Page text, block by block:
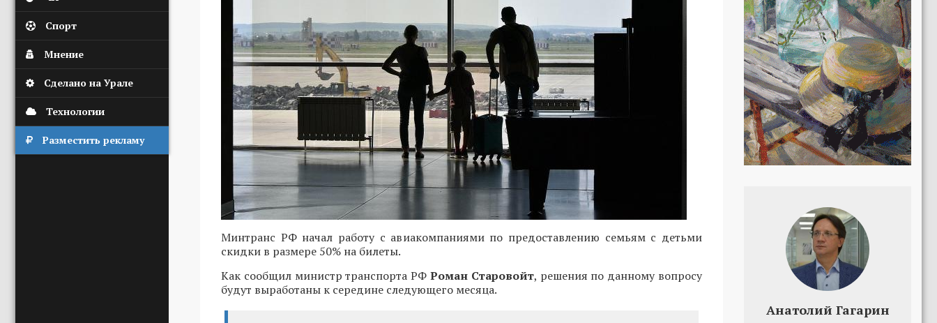
Спорт
Мнение
Сделано на Урале
Технологии
Разместить рекламу
Минтранс РФ начал работу с авиакомпаниями по предоставлению семьям с детьми
скидки в размере 50% на билеты.
Как сообщил министр транспорта РФ Роман Старовойт, решения по данному вопросу
будут выработаны к середине следующего месяца.
Анатолий Гагарин